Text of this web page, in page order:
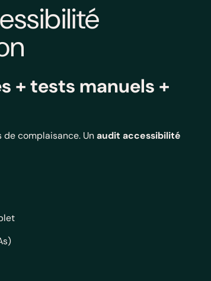
+ tests manuels +
de complaisance. Unaudit accessibilité